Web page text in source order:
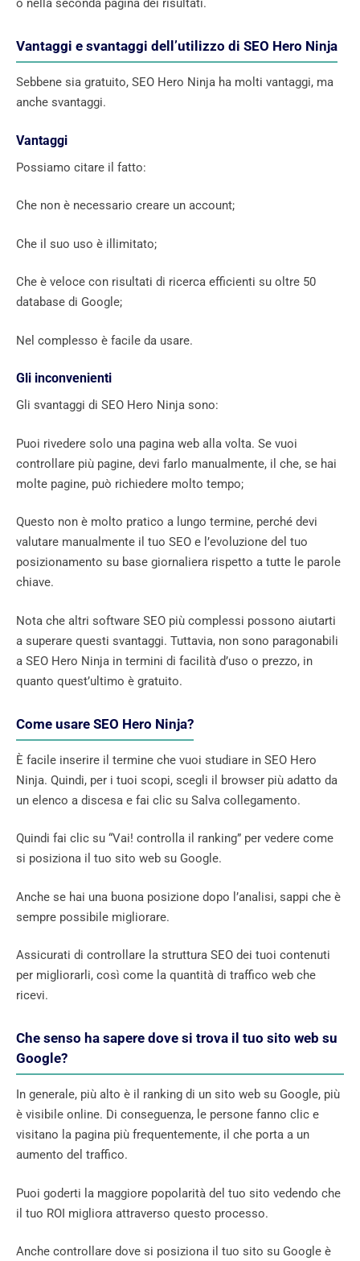
o nella seconda pagina dei risultati.
Vantaggi e svantaggi dell’utilizzo di SEO Hero Ninja
Sebbene sia gratuito, SEO Hero Ninja ha molti vantaggi, ma
anche svantaggi.
Vantaggi
Possiamo citare il fatto:
Che non è necessario creare un account;
Che il suo uso è illimitato;
Che è veloce con risultati di ricerca efficienti su oltre 50
database di Google;
Nel complesso è facile da usare.
Gli inconvenienti
Gli svantaggi di SEO Hero Ninja sono:
Puoi rivedere solo una pagina web alla volta. Se vuoi
controllare più pagine, devi farlo manualmente, il che, se hai
molte pagine, può richiedere molto tempo;
Questo non è molto pratico a lungo termine, perché devi
valutare manualmente il tuo SEO e l’evoluzione del tuo
posizionamento su base giornaliera rispetto a tutte le parole
chiave.
Nota che altri software SEO più complessi possono aiutarti
a superare questi svantaggi. Tuttavia, non sono paragonabili
a SEO Hero Ninja in termini di facilità d’uso o prezzo, in
quanto quest’ultimo è gratuito.
Come usare SEO Hero Ninja?
È facile inserire il termine che vuoi studiare in SEO Hero
Ninja. Quindi, per i tuoi scopi, scegli il browser più adatto da
un elenco a discesa e fai clic su Salva collegamento.
Quindi fai clic su “Vai! controlla il ranking” per vedere come
si posiziona il tuo sito web su Google.
Anche se hai una buona posizione dopo l’analisi, sappi che è
sempre possibile migliorare.
Assicurati di controllare la struttura SEO dei tuoi contenuti
per migliorarli, così come la quantità di traffico web che
ricevi.
Che senso ha sapere dove si trova il tuo sito web su
Google?
In generale, più alto è il ranking di un sito web su Google, più
è visibile online. Di conseguenza, le persone fanno clic e
visitano la pagina più frequentemente, il che porta a un
aumento del traffico.
Puoi goderti la maggiore popolarità del tuo sito vedendo che
il tuo ROI migliora attraverso questo processo.
Anche controllare dove si posiziona il tuo sito su Google è